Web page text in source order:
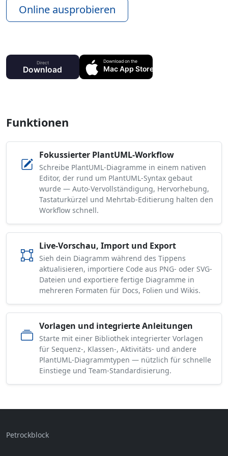
Online ausprobieren
Funktionen
Fokussierter PlantUML-Workflow
Schreibe PlantUML-Diagramme in einem nativen
Editor, der rund um PlantUML-Syntax gebaut
wurde — Auto-Vervollständigung, Hervorhebung,
Tastaturkürzel und Mehrtab-Editierung halten den
Workflow schnell.
Live-Vorschau, Import und Export
Sieh dein Diagramm während des Tippens
aktualisieren, importiere Code aus PNG- oder SVG-
Dateien und exportiere fertige Diagramme in
mehreren Formaten für Docs, Folien und Wikis.
Vorlagen und integrierte Anleitungen
Starte mit einer Bibliothek integrierter Vorlagen
für Sequenz-, Klassen-, Aktivitäts- und andere
PlantUML-Diagrammtypen — nützlich für schnelle
Einstiege und Team-Standardisierung.
Petrockblock